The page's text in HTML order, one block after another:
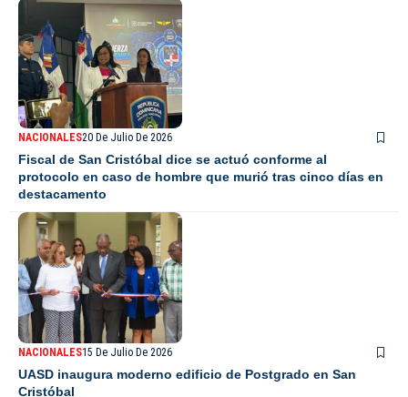
NACIONALES20 De Julio De 2026
Fiscal de San Cristóbal dice se actuó conforme al
protocolo en caso de hombre que murió tras cinco días en
destacamento
NACIONALES15 De Julio De 2026
UASD inaugura moderno edificio de Postgrado en San
Cristóbal